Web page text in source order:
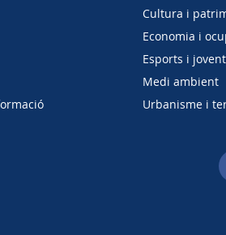
Cultura i
Economia i
Esports i
Medi ambient
Urbanisme i